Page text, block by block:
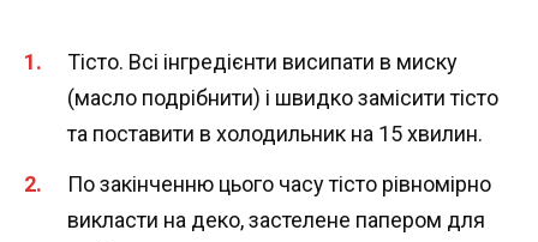
Тісто. Всі інгредієнти висипати в миску
(масло подрібнити) і швидко замісити тісто
та поставити в холодильник на 15 хвилин.
По закінченню цього часу тісто рівномірно
викласти на деко, застелене папером для